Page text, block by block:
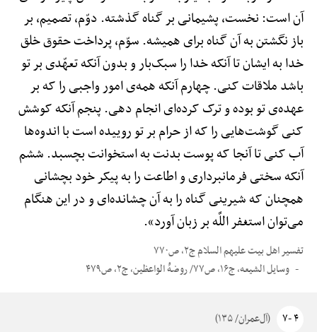
آن است: نخست، پشیمانی بر گناه گذشته. دوّم، تصمیم، بر
باز نگشتن به آن گناه برای همیشه. سوّم، پرداخت حقوق خلق
خدا به ایشان تا آنکه خدا را سبک‌بار و بدون آنکه تعهّدی بر تو
باشد ملاقات کنی. چهارم آنکه همه‌ی امور واجبی را که بر
عهده‌ی تو بوده و ترک کرده‌ای انجام دهی. پنجم آنکه کوشش
کنی گوشت‌هایی را که از حرام بر تو روییده است با اندوه‌ها
آب کنی تا آنجا که پوست بدنت به استخوانت بچسبد. ششم
آنکه سختی فرمانبرداری و اطاعت را به پیکر خود بچشانی
همچنان که شیرینی گناه را به آن چشانده‌ای و در این هنگام
می‌توان استغفر اللَّه بر زبان آورد».
تفسیر اهل بیت علیهم السلام ج۲، ص۷۷۰
وسایل الشیعه، ج۱۶، ص۷۷/ روضهًْ الواعظین، ج۲، ص۴۷۹
۴ -۷ (آل‌عمران/ ۱۳۵)